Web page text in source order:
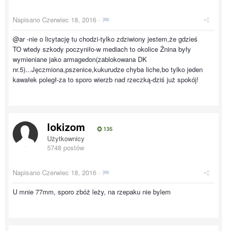
Napisano Czerwiec 18, 2016 ·
@ar -nie o licytację tu chodzi-tylko zdziwiony jestem,że gdzieś
TO wtedy szkody poczyniło-w mediach to okolice Żnina były
wymieniane jako armagedon(zablokowana DK
nr.5)...Jęczmiona,pszenice,kukurudze chyba liche,bo tylko jeden
kawałek poległ-za to sporo wierzb nad rzeczką-dziś już spokój!
lokizom 135
Użytkownicy
5748 postów
Napisano Czerwiec 18, 2016 ·
U mnie 77mm, sporo zbóż leży, na rzepaku nie bylem